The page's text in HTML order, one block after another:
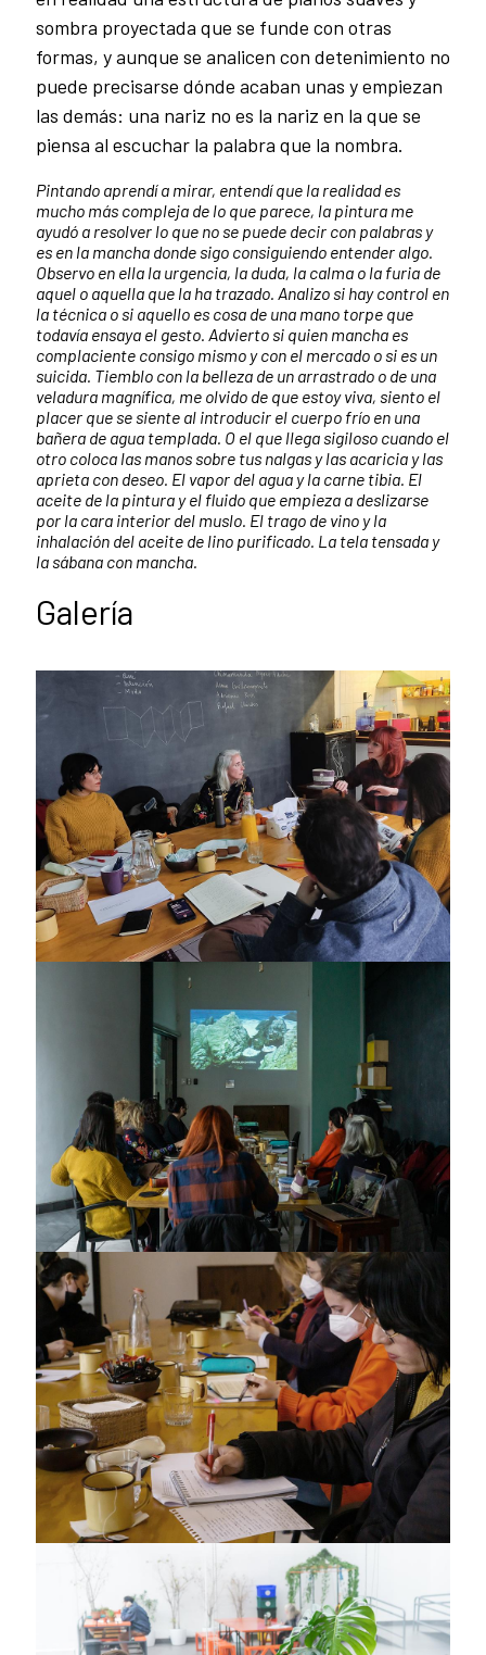
sombra proyectada que se funde con otras
formas, y aunque se analicen con detenimiento no
puede precisarse dónde acaban unas y empiezan
las demás: una nariz no es la nariz en la que se
piensa al escuchar la palabra que la nombra.
Pintando aprendí a mirar, entendí que la realidad es
mucho más compleja de lo que parece, la pintura me
ayudó a resolver lo que no se puede decir con palabras y
es en la mancha donde sigo consiguiendo entender algo.
Observo en ella la urgencia, la duda, la calma o la furia de
aquel o aquella que la ha trazado. Analizo si hay control en
la técnica o si aquello es cosa de una mano torpe que
todavía ensaya el gesto. Advierto si quien mancha es
complaciente consigo mismo y con el mercado o si es un
suicida. Tiemblo con la belleza de un arrastrado o de una
veladura magnífica, me olvido de que estoy viva, siento el
placer que se siente al introducir el cuerpo frío en una
bañera de agua templada. O el que llega sigiloso cuando el
otro coloca las manos sobre tus nalgas y las acaricia y las
aprieta con deseo. El vapor del agua y la carne tibia. El
aceite de la pintura y el fluido que empieza a deslizarse
por la cara interior del muslo. El trago de vino y la
inhalación del aceite de lino purificado. La tela tensada y
la sábana con mancha.
Galería